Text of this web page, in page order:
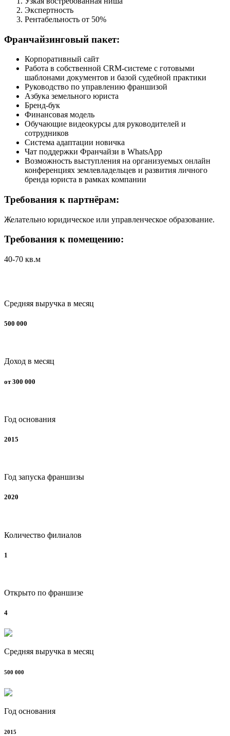
Экспертность
Рентабельность от 50%
Франчайзинговый пакет:
Корпоративный сайт
Работа в собственной CRM-системе с готовыми
шаблонами документов и базой судебной практики
Руководство по управлению франшизой
Азбука земельного юриста
Бренд-бук
Финансовая модель
Обучающие видеокурсы для руководителей и
сотрудников
Система адаптации новичка
Чат поддержки Франчайзи в WhatsApp
Возможность выступления на организуемых онлайн
конференциях землевладельцев и развития личного
бренда юриста в рамках компании
Требования к партнёрам:
Желательно юридическое или управленческое образование.
Требования к помещению:
40-70 кв.м
Средняя выручка в месяц
500 000
Доход в месяц
от 300 000
Год основания
2015
Год запуска франшизы
2020
Количество филиалов
1
Открыто по франшизе
4
Средняя выручка в месяц
500 000
Год основания
2015